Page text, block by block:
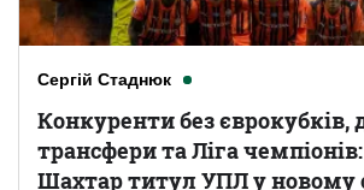
Сергій Стаднюк
Конкуренти без єврокубків,
трансфери та Ліга
Шахтар титул УПЛ у новому